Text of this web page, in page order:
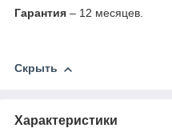
Гарантия – 12 месяцев.
Скрыть
Характеристики